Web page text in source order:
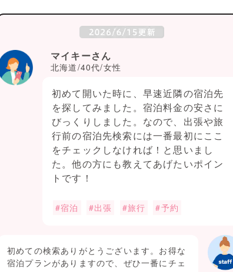
マイキーさん
北海道/40代/女性
初めて開いた時に、早速近隣の宿泊先
を探してみました。宿泊料金の安さに
びっくりしました。なので、出張や旅
行前の宿泊先検索には一番最初にここ
をチェックしなければ！と思いまし
た。他の方にも教えてあげたいポイン
トです！
#宿泊 #出張 #旅行 #予約
初めての検索ありがとうございます。お得な
宿泊プランがありますので、ぜひ一番にチェ